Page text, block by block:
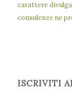
carattere
consulenze ne
ISCRIVITI